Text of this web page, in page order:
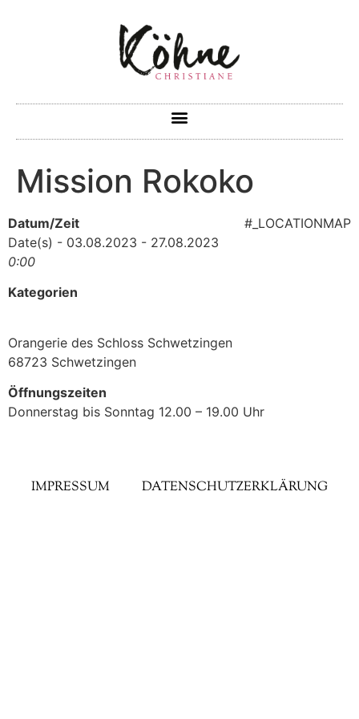
Mission Rokoko
#_LOCATIONMAP
Datum/Zeit
Date(s) - 03.08.2023 - 27.08.2023
0:00
Kategorien
Orangerie des Schloss Schwetzingen
68723 Schwetzingen
Öffnungszeiten
Donnerstag bis Sonntag 12.00 – 19.00 Uhr
IMPRESSUM DATENSCHUTZERKLÄRUNG